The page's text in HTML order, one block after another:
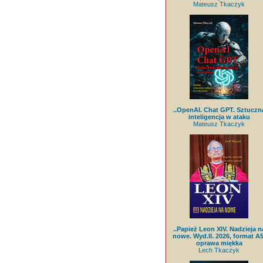
Mateusz Tkaczyk
..OpenAI. Chat GPT.
inteligencja w ataku
Mateusz Tkaczyk
..Papież Leon XIV. Nadzieja
nowe. Wyd.II. 2026, format
oprawa miękka
Lech Tkaczyk